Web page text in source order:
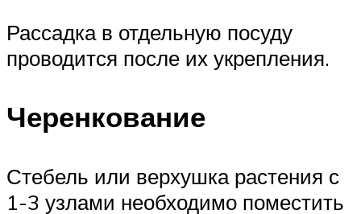
Рассадка в отдельную посуду
проводится после их укрепления.
Черенкование
Стебель или верхушка растения с
1-3 узлами необходимо поместить